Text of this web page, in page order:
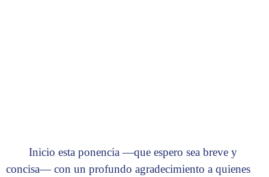
Inicio esta ponencia —que espero sea breve y
concisa— con un profundo agradecimiento a quienes